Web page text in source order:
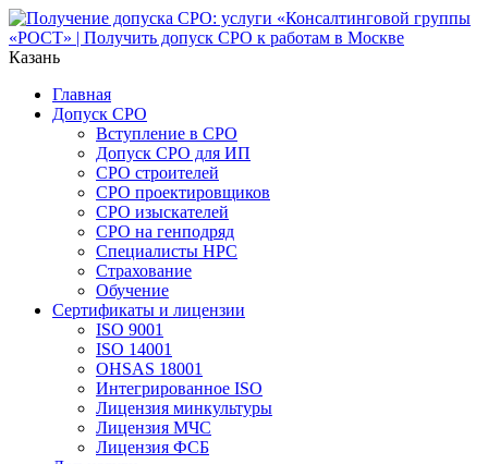
Казань
Главная
Допуск СРО
Вступление в СРО
Допуск СРО для ИП
СРО строителей
СРО проектировщиков
СРО изыскателей
СРО на генподряд
Специалисты НРС
Страхование
Обучение
Сертификаты и лицензии
ISO 9001
ISO 14001
OHSAS 18001
Интегрированное ISO
Лицензия минкультуры
Лицензия МЧС
Лицензия ФСБ